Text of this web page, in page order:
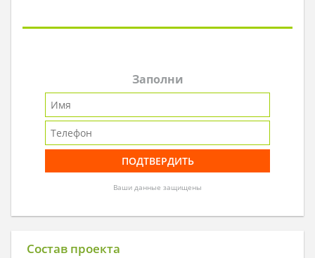
Заполни
Ваши данные защищены
Состав проекта